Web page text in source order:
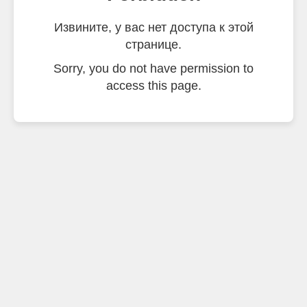
Извините, у вас нет доступа к этой
странице.
Sorry, you do not have permission to
access this page.